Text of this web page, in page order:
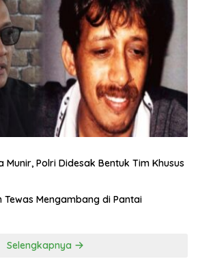
Munir, Polri Didesak Bentuk Tim Khusus
Tewas Mengambang di Pantai
Selengkapnya